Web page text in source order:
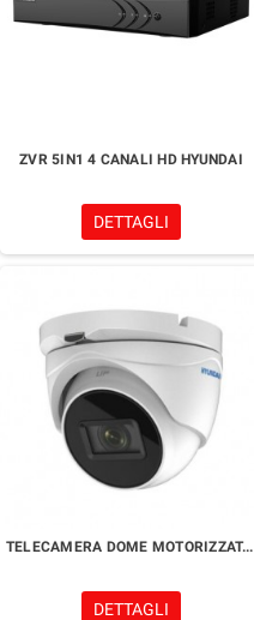
ZVR 5IN1 4 CANALI HD HYUNDAI
DETTAGLI
TELECAMERA DOME MOTORIZZATA VARIFOCALE 2 MPx
DETTAGLI